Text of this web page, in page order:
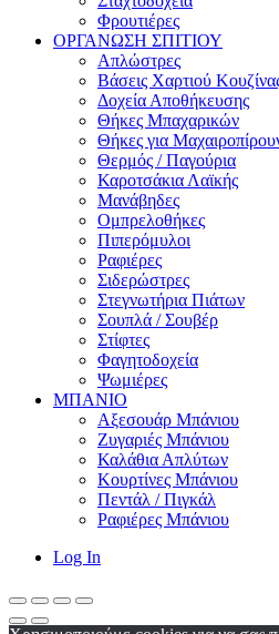
Φρουτιέρες
ΟΡΓΑΝΩΣΗ ΣΠΙΤΙΟΥ
Απλώστρες
Βάσεις Χαρτιού
Δοχεία Αποθήκευσης
Θήκες Μπαχαρικών
Θήκες για
Θερμός / Παγούρια
Καροτσάκια Λαϊκής
Μανάβηδες
Ομπρελοθήκες
Πιπερόμυλοι
Ραφιέρες
Σιδερώστρες
Στεγνωτήρια Πιάτων
Σουπλά / Σουβέρ
Στίφτες
Φαγητοδοχεία
Ψωμιέρες
ΜΠΑΝΙΟ
Αξεσουάρ Μπάνιου
Ζυγαριές Μπάνιου
Καλάθια Απλύτων
Κουρτίνες Μπάνιου
Πεντάλ / Πιγκάλ
Ραφιέρες Μπάνιου
Log In